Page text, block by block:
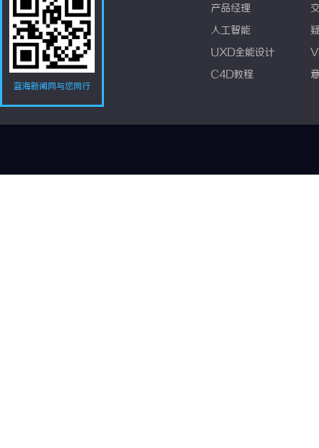
蓝海新闻网与您同行
产品经理
人工智能
UXD全能设计
C4D教程